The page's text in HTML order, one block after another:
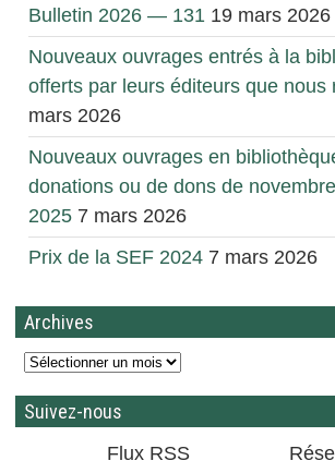
Bulletin 2026 — 131 19 mars 2026
Nouveaux ouvrages entrés à la
offerts par leurs éditeurs que nous
mars 2026
Nouveaux ouvrages en
donations ou de dons de
2025 7 mars 2026
Prix de la SEF 2024 7 mars 2026
Archives
Suivez-nous
Flux RSS